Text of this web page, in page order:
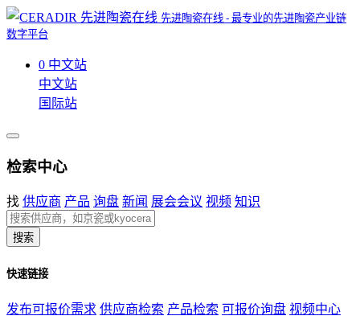
先进陶瓷在线 - 最专业的先进陶瓷产业链
数字平台
0 中文站
中文站
国际站
检索中心
找 供应商 产品 询盘 新闻 展会会议 视频 知识
搜索
快速链接
发布可报价需求 供应商检索 产品检索 可报价询盘 视频中心